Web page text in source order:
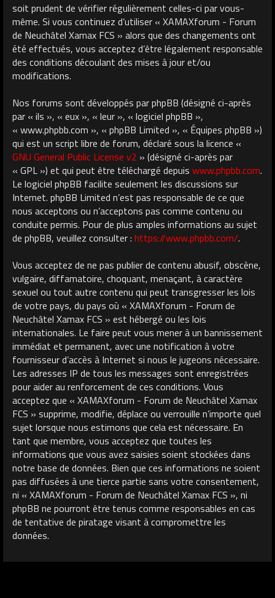
soit prudent de vérifier régulièrement celles-ci par vous-
même. Si vous continuez d’utiliser « XAMAXforum - Forum
de Neuchâtel Xamax FCS » alors que des changements ont
été effectués, vous acceptez d’être légalement responsable
des conditions découlant des mises à jour et/ou
modifications.
Nos forums sont développés par phpBB (désigné ci-après
par « ils », « eux », « leur », « logiciel phpBB »,
« www.phpbb.com », « phpBB Limited », « Équipes phpBB »)
qui est un script libre de forum, déclaré sous la licence «
GNU General Public License v2 » (désigné ci-après par
« GPL ») et qui peut être téléchargé depuis www.phpbb.com.
Le logiciel phpBB facilite seulement les discussions sur
Internet. phpBB Limited n’est pas responsable de ce que
nous acceptons ou n’acceptons pas comme contenu ou
conduite permis. Pour de plus amples informations au sujet
de phpBB, veuillez consulter : https://www.phpbb.com/.
Vous acceptez de ne pas publier de contenu abusif, obscène,
vulgaire, diffamatoire, choquant, menaçant, à caractère
sexuel ou tout autre contenu qui peut transgresser les lois
de votre pays, du pays où « XAMAXforum - Forum de
Neuchâtel Xamax FCS » est hébergé ou les lois
internationales. Le faire peut vous mener à un bannissement
immédiat et permanent, avec une notification à votre
fournisseur d’accès à Internet si nous le jugeons nécessaire.
Les adresses IP de tous les messages sont enregistrées
pour aider au renforcement de ces conditions. Vous
acceptez que « XAMAXforum - Forum de Neuchâtel Xamax
FCS » supprime, modifie, déplace ou verrouille n’importe quel
sujet lorsque nous estimons que cela est nécessaire. En
tant que membre, vous acceptez que toutes les
informations que vous avez saisies soient stockées dans
notre base de données. Bien que ces informations ne soient
pas diffusées à une tierce partie sans votre consentement,
ni « XAMAXforum - Forum de Neuchâtel Xamax FCS », ni
phpBB ne pourront être tenus comme responsables en cas
de tentative de piratage visant à compromettre les
données.